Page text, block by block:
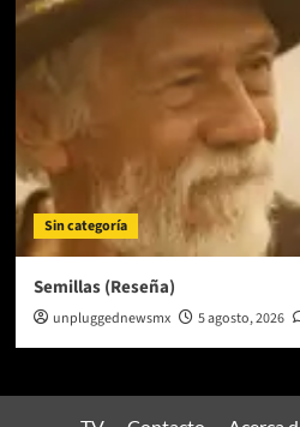
Sin categoría
Semillas (Reseña)
unpluggednewsmx 5 agosto, 2026